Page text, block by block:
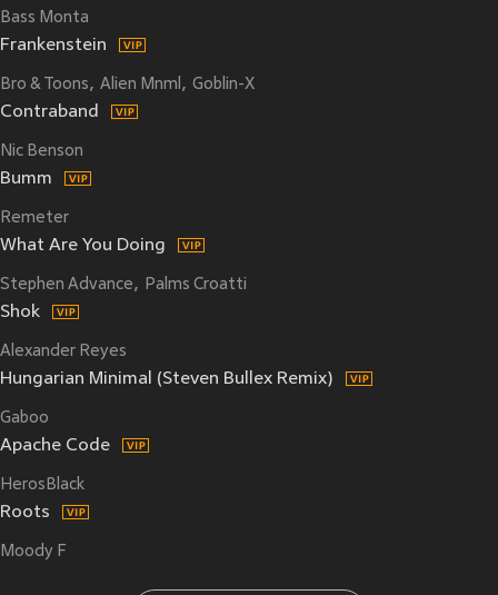
Bass Monta
Frankenstein
Bro & Toons Alien Mnml Goblin-X
Contraband
Nic Benson
Bumm
Remeter
What Are You Doing
Stephen Advance Palms Croatti
Shok
Alexander Reyes
Hungarian Minimal (Steven Bullex Remix)
Gaboo
Apache Code
HerosBlack
Roots
Moody F